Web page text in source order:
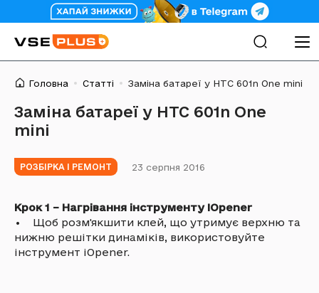
Головна Статті Заміна батареї у HTC 601n One mini
Заміна батареї у HTC 601n One
mini
РОЗБІРКА І РЕМОНТ 23 серпня 2016
Крок 1 – Нагрівання інструменту iOpener
• Щоб розм'якшити клей, що утримує верхню та
нижню решітки динаміків, використовуйте
інструмент iOpener.